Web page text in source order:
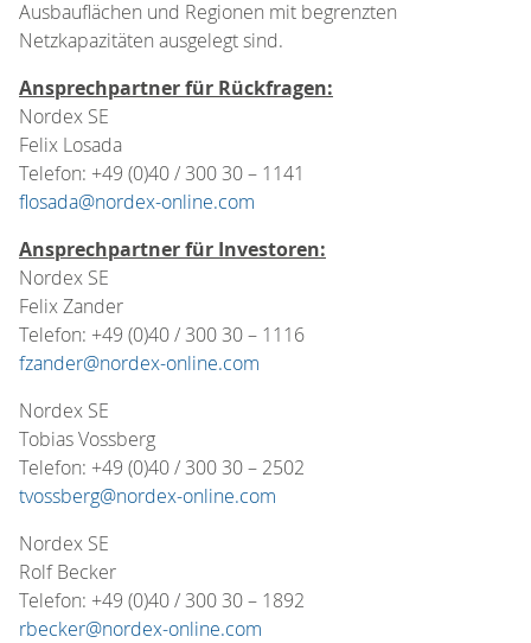
Ausbauflächen und Regionen mit begrenzten
Netzkapazitäten ausgelegt sind.
Ansprechpartner für Rückfragen:
Nordex SE
Felix Losada
Telefon: +49 (0)40 / 300 30 – 1141
flosada@nordex-online.com
Ansprechpartner für Investoren:
Nordex SE
Felix Zander
Telefon: +49 (0)40 / 300 30 – 1116
fzander@nordex-online.com
Nordex SE
Tobias Vossberg
Telefon: +49 (0)40 / 300 30 – 2502
tvossberg@nordex-online.com
Nordex SE
Rolf Becker
Telefon: +49 (0)40 / 300 30 – 1892
rbecker@nordex-online.com